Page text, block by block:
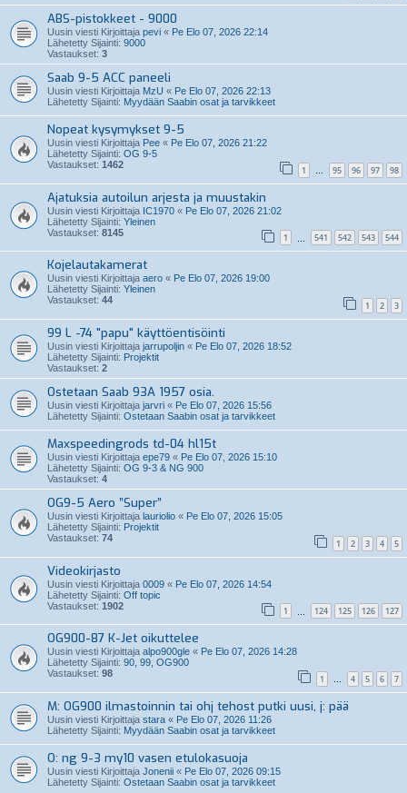
ABS-pistokkeet - 9000
Uusin viesti Kirjoittaja pevi « Pe Elo 07, 2026 22:14
Lähetetty Sijainti: 9000
Vastaukset: 3
Saab 9-5 ACC paneeli
Uusin viesti Kirjoittaja MzU « Pe Elo 07, 2026 22:13
Lähetetty Sijainti: Myydään Saabin osat ja tarvikkeet
Nopeat kysymykset 9-5
Uusin viesti Kirjoittaja Pee « Pe Elo 07, 2026 21:22
Lähetetty Sijainti: OG 9-5
Vastaukset: 1462 1 … 95 96 97 98
Ajatuksia autoilun arjesta ja muustakin
Uusin viesti Kirjoittaja IC1970 « Pe Elo 07, 2026 21:02
Lähetetty Sijainti: Yleinen
Vastaukset: 8145 1 541 542 543 544
Kojelautakamerat
Uusin viesti Kirjoittaja aero « Pe Elo 07, 2026 19:00
Lähetetty Sijainti: Yleinen
Vastaukset: 44 1 2 3
99 L -74 "papu" käyttöentisöinti
Uusin viesti Kirjoittaja jarrupoljin « Pe Elo 07, 2026 18:52
Lähetetty Sijainti: Projektit
Vastaukset: 2
Ostetaan Saab 93A 1957 osia.
Uusin viesti Kirjoittaja jarvri « Pe Elo 07, 2026 15:56
Lähetetty Sijainti: Ostetaan Saabin osat ja tarvikkeet
Maxspeedingrods td-04 hl15t
Uusin viesti Kirjoittaja epe79 « Pe Elo 07, 2026 15:10
Lähetetty Sijainti: OG 9-3 & NG 900
Vastaukset: 4
OG9-5 Aero ”Super”
Uusin viesti Kirjoittaja lauriolio « Pe Elo 07, 2026 15:05
Lähetetty Sijainti: Projektit
Vastaukset: 74 1 2 3 4 5
Videokirjasto
Uusin viesti Kirjoittaja 0009 « Pe Elo 07, 2026 14:54
Lähetetty Sijainti: Off topic
Vastaukset: 1902 1 124 125 126 127
OG900-87 K-Jet oikuttelee
Uusin viesti Kirjoittaja alpo900gle « Pe Elo 07, 2026 14:28
Lähetetty Sijainti: 90, 99, OG900
Vastaukset: 98 1 … 4 5 6 7
M: OG900 ilmastoinnin tai ohj tehost putki uusi, j: pää
Uusin viesti Kirjoittaja stara « Pe Elo 07, 2026 11:26
Lähetetty Sijainti: Myydään Saabin osat ja tarvikkeet
O: ng 9-3 my10 vasen etulokasuoja
Uusin viesti Kirjoittaja Jonenii « Pe Elo 07, 2026 09:15
Lähetetty Sijainti: Ostetaan Saabin osat ja tarvikkeet